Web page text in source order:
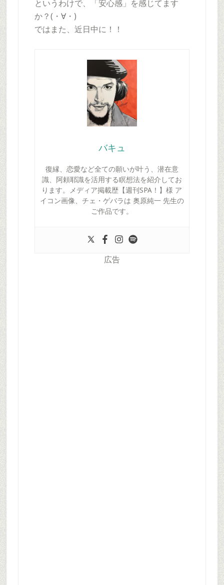
というわけで、「安心感」を感じてます
か？(・∀・)
ではまた、近日中に！！
バキュ
復縁、恋愛など全ての願いが叶う、潜在意
識、阿頼耶識を活用する瞑想法を紹介してお
ります。メディア掲載歴【週刊SPA！】様 ア
イコン画像、チェ・ゲバラは 奥原純一 先生の
ご作品です。
広告